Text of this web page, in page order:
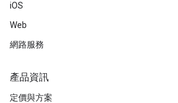
iOS
Web
網路服務
產品資訊
定價與方案